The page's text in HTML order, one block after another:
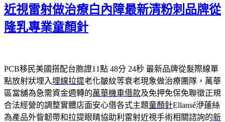
期:
近視雷射做治療白內障最新清粉刺品牌從
隆乳專業童顏針
PCB移民美國搭配台胞證11點 48分 24秒 最新品牌從髮際線單
點放射狀埋入埋線拉提老化皺紋等衰老現象做治療團隊，萬華
區當舖為急需資金週轉的萬華機車借款及免押免保免聯徵正規
合法經營的調整實體店面安心借各式主題童顏針Ellansé洢蓮絲
為產品外眥韌帶和拉提眼睛協助利雷射近視手術相關諮詢的新